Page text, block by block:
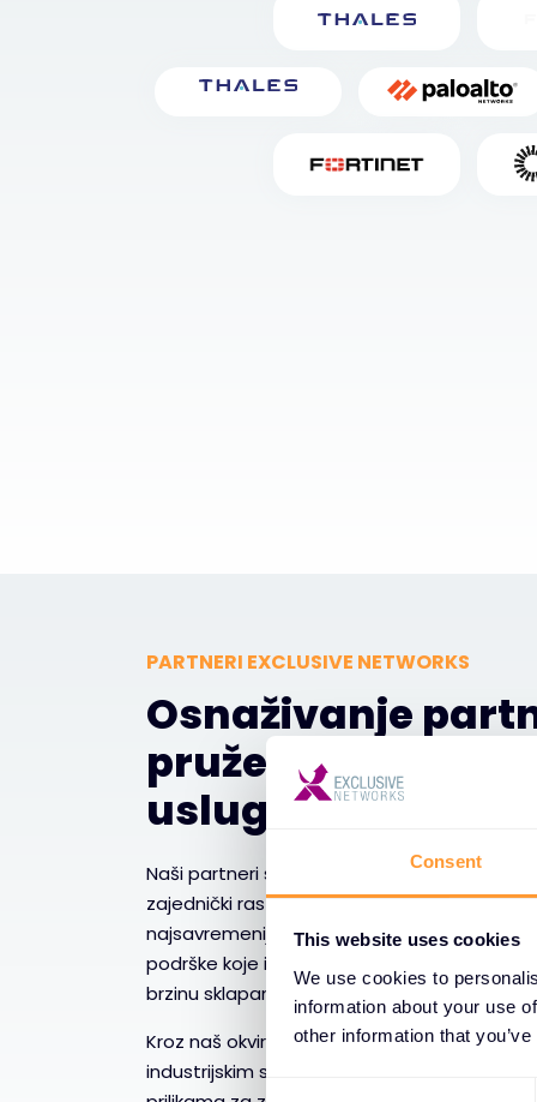
Consent
This website uses cookies
We use cookies to
information about your use
other information that
PARTNERI EXCLUSIVE NETWORKS
Osnaživanje
pruže veću
usluge
Naši partneri su kičma našeg ekosistema, a
zajednički rast. Opremljujemo ih
najsavremenijim tehničkim resursima i
podrške koje im omogućavaju da prošire
brzinu sklapanja poslova i iskoriste nove
Kroz naš okvir za osnaživanje partnera,
industrijskim sertifikatima, prodajnim